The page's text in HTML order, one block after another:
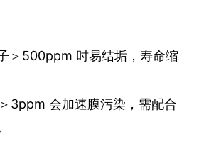
＞500ppm 时易结垢，寿命缩
3ppm 会加速膜污染，需配合